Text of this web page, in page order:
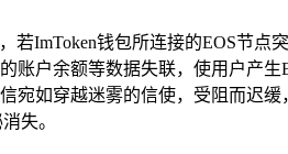
若ImToken钱包所连接的EOS节
户余额等数据失联，使用户产生
宛如穿越迷雾的信使，受阻而迟
失。